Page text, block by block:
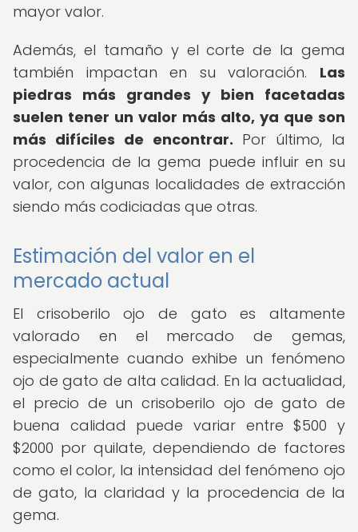
mayor valor.
Además, el tamaño y el corte de la gema
también impactan en su valoración. Las
piedras más grandes y bien facetadas
suelen tener un valor más alto, ya que son
más difíciles de encontrar. Por último, la
procedencia de la gema puede influir en su
valor, con algunas localidades de extracción
siendo más codiciadas que otras.
Estimación del valor en el
mercado actual
El crisoberilo ojo de gato es altamente
valorado en el mercado de gemas,
especialmente cuando exhibe un fenómeno
ojo de gato de alta calidad. En la actualidad,
el precio de un crisoberilo ojo de gato de
buena calidad puede variar entre $500 y
$2000 por quilate, dependiendo de factores
como el color, la intensidad del fenómeno ojo
de gato, la claridad y la procedencia de la
gema.